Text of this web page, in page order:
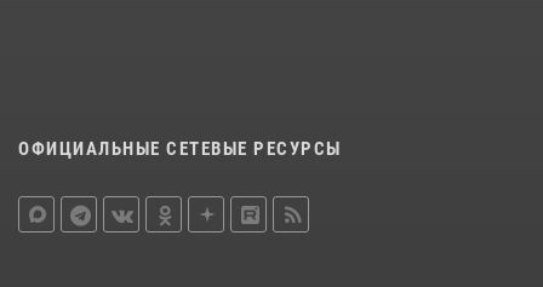
ОФИЦИАЛЬНЫЕ СЕТЕВЫЕ РЕСУРСЫ